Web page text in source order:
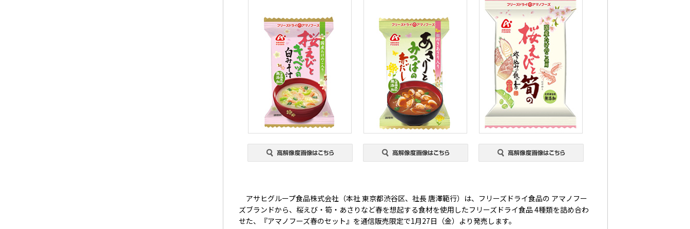
アサヒグループ食品株式会社（本社 東京都渋谷区、社長 唐澤範行）は、フリーズドライ食品の アマノフー
ズブランドから、桜えび・筍・あさりなど春を想起する食材を使用したフリーズドライ食品 4種類を詰め合わ
せた、『アマノフーズ春のセット』を通信販売限定で1月27日（金）より発売します。